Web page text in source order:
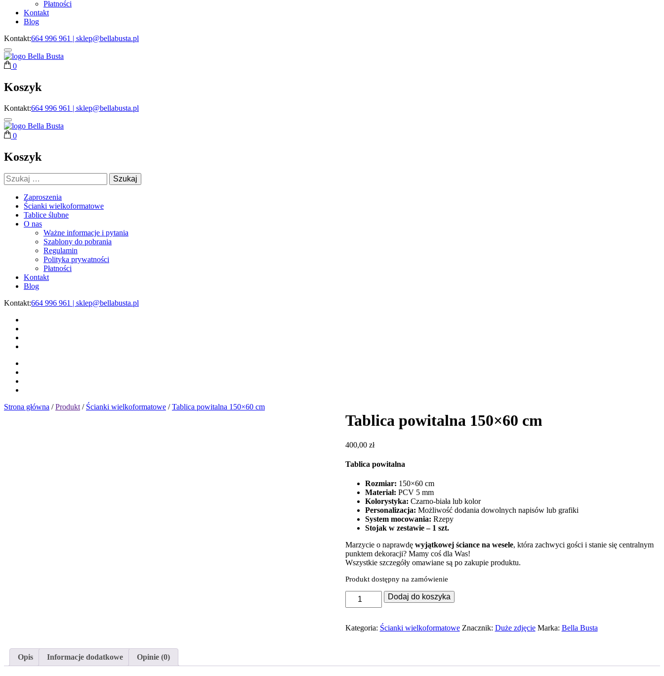
Płatności
Kontakt
Blog
Kontakt:664 996 961 | sklep@bellabusta.pl
Bella Busta
0
Koszyk
Kontakt:664 996 961 | sklep@bellabusta.pl
Bella Busta
0
Koszyk
Szukaj:
Zaproszenia
Ścianki wielkoformatowe
Tablice ślubne
O nas
Ważne informacje i pytania
Szablony do pobrania
Regulamin
Polityka prywatności
Płatności
Kontakt
Blog
Kontakt:664 996 961 | sklep@bellabusta.pl
Strona główna /Produkt/ Ścianki wielkoformatowe /Tablica powitalna 150×60 cm
Tablica powitalna 150×60 cm
400,00 zł
Tablica powitalna
Rozmiar: 150×60 cm
Materiał: PCV 5 mm
Kolorystyka: Czarno-biała lub kolor
Personalizacja: Możliwość dodania dowolnych napisów lub grafiki
System mocowania: Rzepy
Stojak w zestawie – 1 szt.
Marzycie o naprawdę wyjątkowej ściance na wesele, która zachwyci gości i stanie się centralnym
punktem dekoracji? Mamy coś dla Was!
Wszystkie szczegóły omawiane są po zakupie produktu.
Produkt dostępny na zamówienie
ilość
Tablica
cm
Dodaj do koszyka
Kategoria: Ścianki wielkoformatowe Znacznik: Duże zdjęcie Marka: Bella Busta
Opis Informacje dodatkowe Opinie (0)